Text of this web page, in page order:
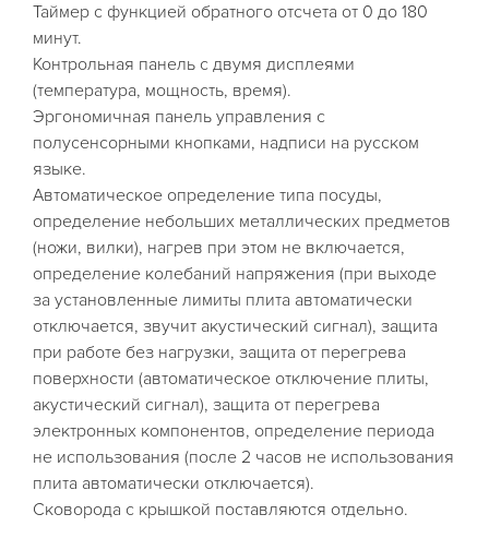
Таймер с функцией обратного отсчета от 0 до 180
минут.
Контрольная панель с двумя дисплеями
(температура, мощность, время).
Эргономичная панель управления с
полусенсорными кнопками, надписи на русском
языке.
Автоматическое определение типа посуды,
определение небольших металлических предметов
(ножи, вилки), нагрев при этом не включается,
определение колебаний напряжения (при выходе
за установленные лимиты плита автоматически
отключается, звучит акустический сигнал), защита
при работе без нагрузки, защита от перегрева
поверхности (автоматическое отключение плиты,
акустический сигнал), защита от перегрева
электронных компонентов, определение периода
не использования (после 2 часов не использования
плита автоматически отключается).
Сковорода с крышкой поставляются отдельно.